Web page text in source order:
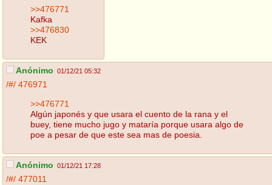
>>476771
Kafka
>>476830
KEK
Anónimo 01/12/21 05:32
/#/ 476971
>>476771
Algún japonés y que usara el cuento de la rana y el
buey, tiene mucho jugo y mataría porque usara algo de
poe a pesar de que este sea mas de poesia.
Anónimo 01/12/21 17:28
/#/ 477011